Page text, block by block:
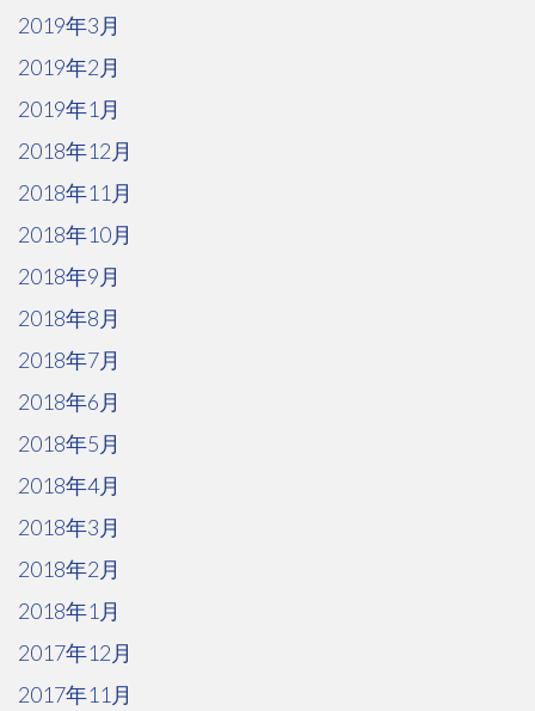
2019年3月
2019年2月
2019年1月
2018年12月
2018年11月
2018年10月
2018年9月
2018年8月
2018年7月
2018年6月
2018年5月
2018年4月
2018年3月
2018年2月
2018年1月
2017年12月
2017年11月